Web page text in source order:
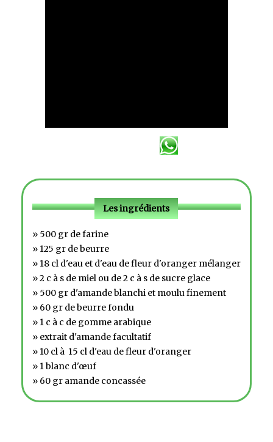
Les ingrédients
» 500 gr de farine
» 125 gr de beurre
» 18 cl d'eau et d'eau de fleur d'oranger mélanger
» 2 c à s de miel ou de 2 c à s de sucre glace
» 500 gr d'amande blanchi et moulu finement
» 60 gr de beurre fondu
» 1 c à c de gomme arabique
» extrait d'amande facultatif
» 10 cl à 15 cl d'eau de fleur d'oranger
» 1 blanc d'œuf
» 60 gr amande concassée